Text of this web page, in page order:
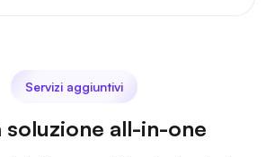
Servizi aggiuntivi
soluzione all-in-one